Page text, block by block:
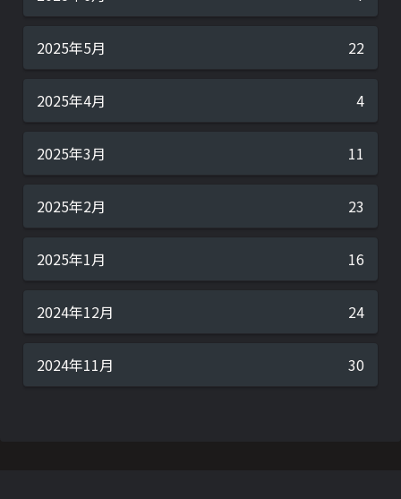
2025年5月 22
2025年4月 4
2025年3月 11
2025年2月 23
2025年1月 16
2024年12月 24
2024年11月 30